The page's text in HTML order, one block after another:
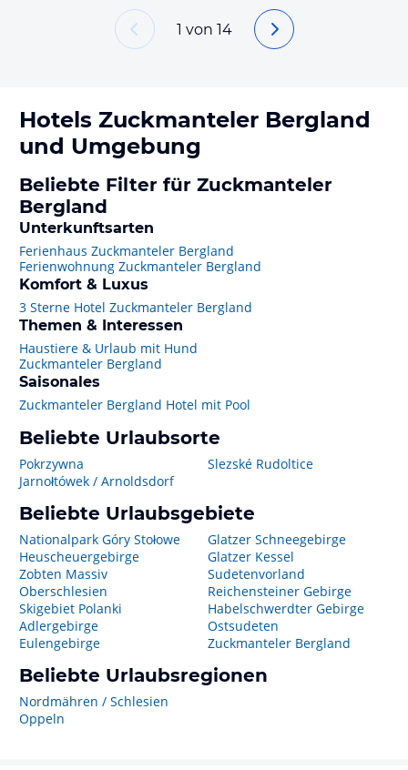
1 von 14
Hotels Zuckmanteler Bergland
und Umgebung
Beliebte Filter für Zuckmanteler
Bergland
Unterkunftsarten
Ferienhaus Zuckmanteler Bergland
Ferienwohnung Zuckmanteler Bergland
Komfort & Luxus
3 Sterne Hotel Zuckmanteler Bergland
Themen & Interessen
Haustiere & Urlaub mit Hund
Zuckmanteler Bergland
Saisonales
Zuckmanteler Bergland Hotel mit Pool
Beliebte Urlaubsorte
Pokrzywna
Jarnołtówek / Arnoldsdorf
Slezské Rudoltice
Beliebte Urlaubsgebiete
Nationalpark Góry Stołowe
Heuscheuergebirge
Zobten Massiv
Oberschlesien
Skigebiet Polanki
Adlergebirge
Eulengebirge
Glatzer Schneegebirge
Glatzer Kessel
Sudetenvorland
Reichensteiner Gebirge
Habelschwerdter Gebirge
Ostsudeten
Zuckmanteler Bergland
Beliebte Urlaubsregionen
Nordmähren / Schlesien
Oppeln